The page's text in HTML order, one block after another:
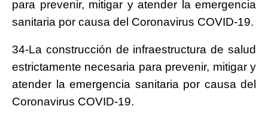
para prevenir, mitigar y atender la emergencia
sanitaria por causa del Coronavirus COVID-19.
34-La construcción de infraestructura de salud
estrictamente necesaria para prevenir, mitigar y
atender la emergencia sanitaria por causa del
Coronavirus COVID-19.